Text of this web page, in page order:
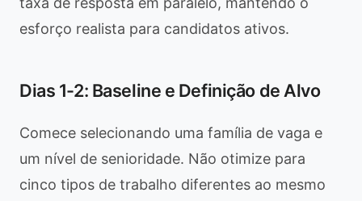
esforço realista para candidatos ativos.
Dias 1-2: Baseline e Definição de Alvo
Comece selecionando uma família de vaga e
um nível de senioridade. Não otimize para
cinco tipos de trabalho diferentes ao mesmo